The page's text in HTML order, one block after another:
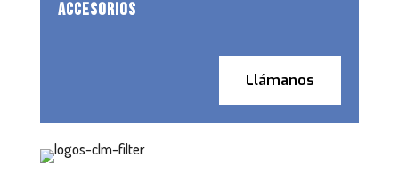
ACCESORIOS
Llámanos